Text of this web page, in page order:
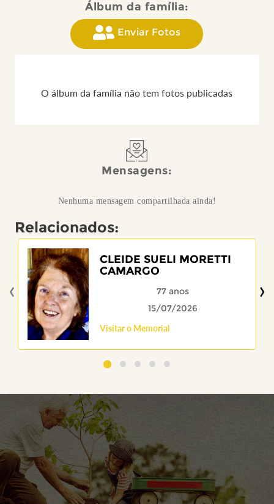
Álbum da família:
Enviar Fotos
O álbum da família não tem fotos publicadas
Mensagens:
Nenhuma mensagem compartilhada ainda!
Relacionados:
CLEIDE SUELI MORETTI
CAMARGO
77 anos
15/07/2026
Visitar o Memorial
‹ ›